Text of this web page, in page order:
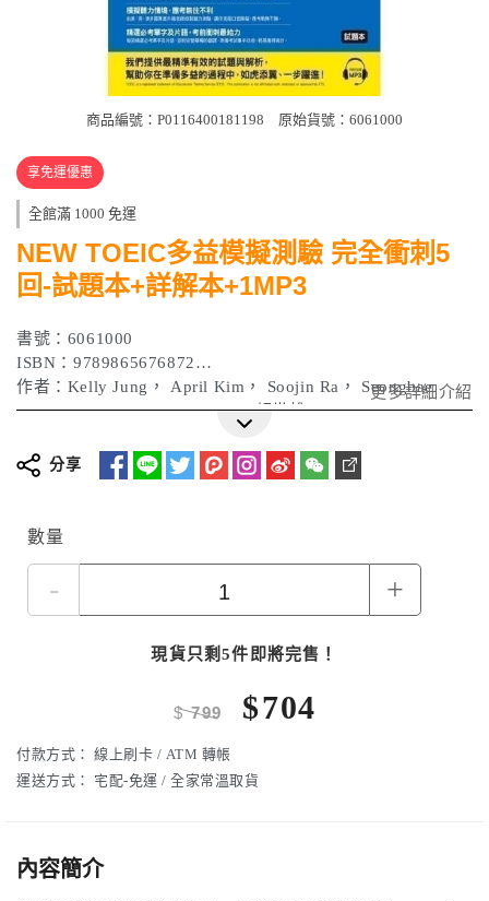
商品編號：P0116400181198 原始貨號：6061000
享免運優惠
全館滿 1000 免運
NEW TOEIC多益模擬測驗 完全衝刺5
回-試題本+詳解本+1MP3
書號：6061000
ISBN：9789865676872
作者：Kelly Jung， April Kim， Soojin Ra， Seongbae
Cheon， PAGODA Academy， 賴世雄
更多詳細介紹
分享
數量
- +
現貨只剩5件即將完售！
$799 $704
付款方式： 線上刷卡 / ATM 轉帳
運送方式：
宅配-免運 / 全家常溫取貨
內容簡介